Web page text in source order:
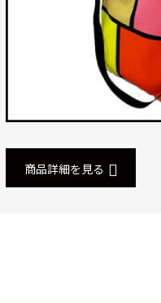
商品詳細を見る